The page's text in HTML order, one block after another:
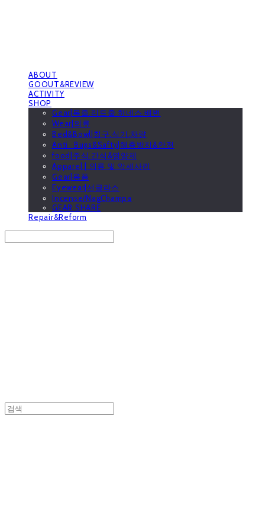
ABOUT
GOOUT&REVIEW
ACTIVITY
SHOP
Gear|목줄.리드줄.하네스.배변
Wear|의류
Bed&Bowl|침구.식기.차량
Anti_Bugs&Safty|해충방지&안전
food|주식.간식&영양제
Apparel | 의류 및 악세사리
Gear|용품
Eyewear|선글라스
Incense/NagChampa
GEAR SHARE
Repair&Reform